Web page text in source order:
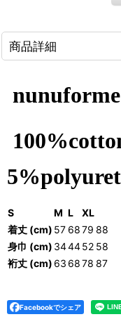
商品詳細
nunuforme
S M L
XL
着丈 (cm) 57 6879 88
身巾 (cm) 344452 58
裄丈 (cm) 63 6878 87
Facebookでシェア